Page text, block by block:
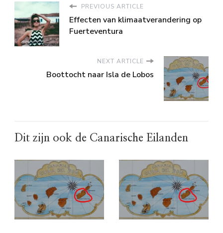
PREVIOUS ARTICLE
Effecten van klimaatverandering op
Fuerteventura
NEXT ARTICLE
Boottocht naar Isla de Lobos
Dit zijn ook de Canarische Eilanden